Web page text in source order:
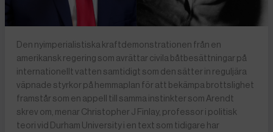
Den nyimperialistiska kraftdemonstrationen från en
amerikansk regering som avrättar civila båtbesättningar på
internationellt vatten samtidigt som den sätter in reguljära
väpnade styrkor på hemmaplan för att bekämpa brottslighet
framstår som en appell till samma instinkter som Arendt
skrev om, menar Christopher J Finlay, professor i politisk
teori vid Durham University i en text som tidigare har